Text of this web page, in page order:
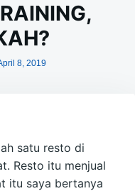
8, 2019
satu resto di
Resto itu menjual
itu saya bertanya